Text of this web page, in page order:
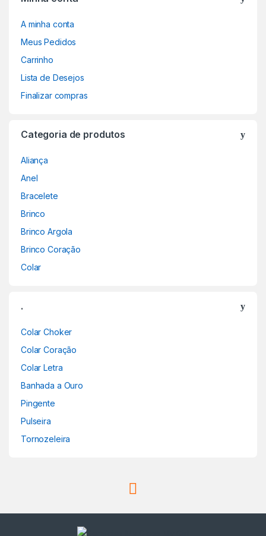
A minha conta
Meus Pedidos
Carrinho
Lista de Desejos
Finalizar compras
Categoria de produtos
Aliança
Anel
Bracelete
Brinco
Brinco Argola
Brinco Coração
Colar
.
Colar Choker
Colar Coração
Colar Letra
Banhada a Ouro
Pingente
Pulseira
Tornozeleira